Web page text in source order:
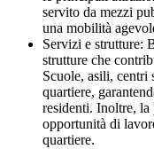
servito da mezzi
una mobilità
Servizi e strutture:
strutture che
Scuole, asili, centri
quartiere,
residenti. Inoltre,
opportunità di
quartiere.